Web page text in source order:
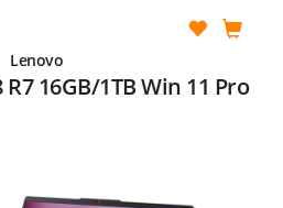
Lenovo
R7 16GB/1TB Win 11 Pro